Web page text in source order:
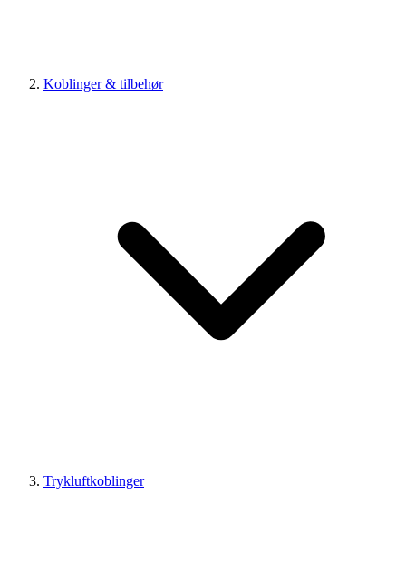
Koblinger & tilbehør
Trykluftkoblinger